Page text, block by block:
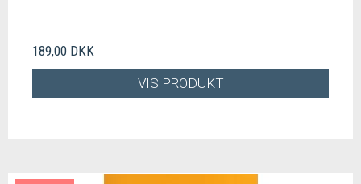
189,00 DKK
VIS PRODUKT